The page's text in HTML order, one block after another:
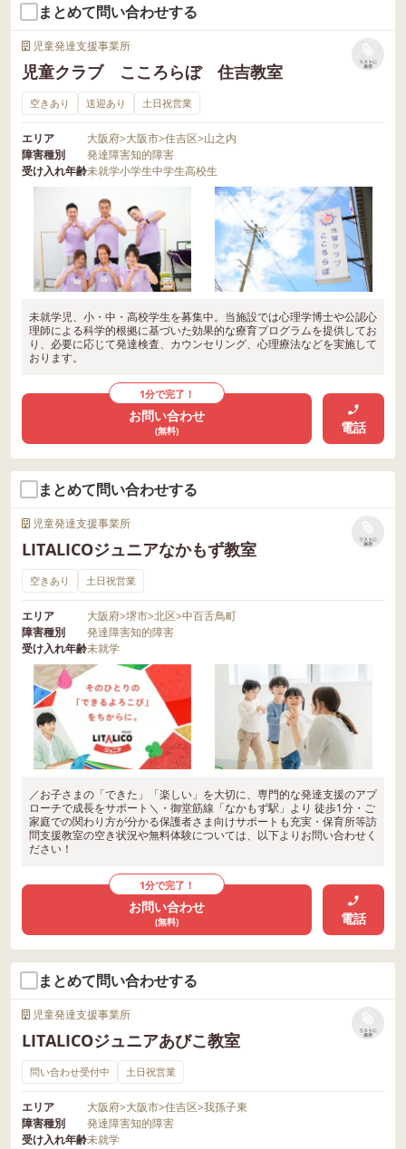
まとめて問い合わせする
児童発達支援事業所
児童クラブ こころらぼ 住吉教室
リストに
保存
空きあり 送迎あり 土日祝営業
エリア 大阪府>大阪市>住吉区>山之内
障害種別
発達障害知的障害
受け入れ年齢未就学小学生中学生高校生
未就学児、小・中・高校学生を募集中。当施設では心理学博士や公認心
理師による科学的根拠に基づいた効果的な療育プログラムを提供してお
り、必要に応じて発達検査、カウンセリング、心理療法などを実施して
おります。
1分で完了！
お問い合わせ
(無料) 電話
まとめて問い合わせする
児童発達支援事業所
LITALICOジュニアなかもず教室
リストに
保存
空きあり 土日祝営業
エリア 大阪府>堺市>北区>中百舌鳥町
障害種別
発達障害知的障害
受け入れ年齢未就学
／お子さまの「できた」「楽しい」を大切に、専門的な発達支援のアプ
ローチで成長をサポート＼・御堂筋線「なかもず駅」より 徒歩1分・ご
家庭での関わり方が分かる保護者さま向けサポートも充実・保育所等訪
問支援教室の空き状況や無料体験については、以下よりお問い合わせく
ださい！
1分で完了！
お問い合わせ
(無料) 電話
まとめて問い合わせする
児童発達支援事業所
LITALICOジュニアあびこ教室
リストに
保存
問い合わせ受付中 土日祝営業
エリア 大阪府>大阪市>住吉区>我孫子東
障害種別
発達障害知的障害
受け入れ年齢未就学